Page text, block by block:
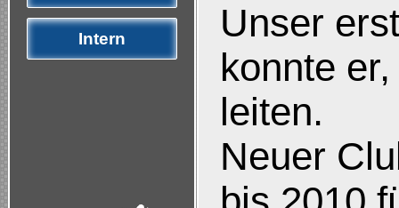
Intern
Unser
konnte
leiten.
Neuer